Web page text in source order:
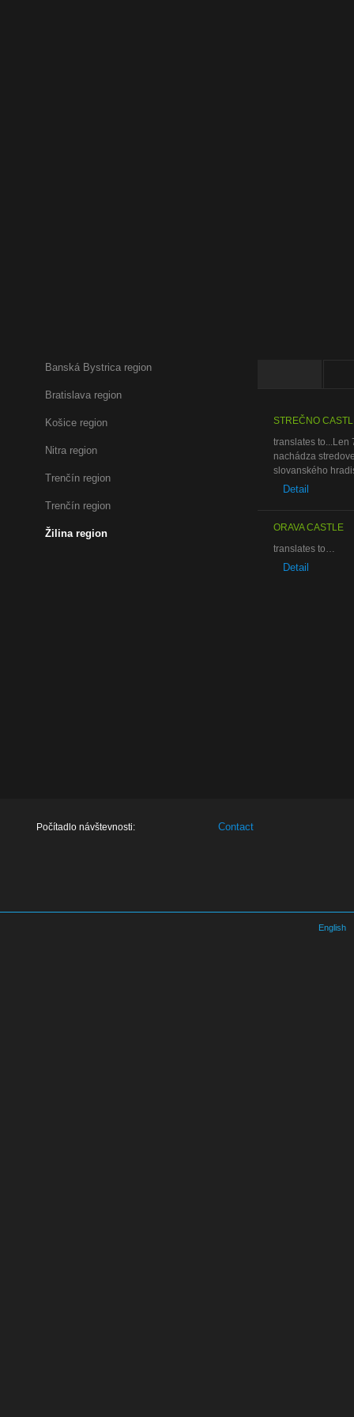
Banská Bystrica region
Bratislava region
Košice region
Nitra region
Trenčín region
Trenčín region
Žilina region
STREČNO
translates to...Len
nachádza
slovanského
Detail
ORAVA CASTLE
translates to…
Detail
Počítadlo návštevnosti: Contact
English